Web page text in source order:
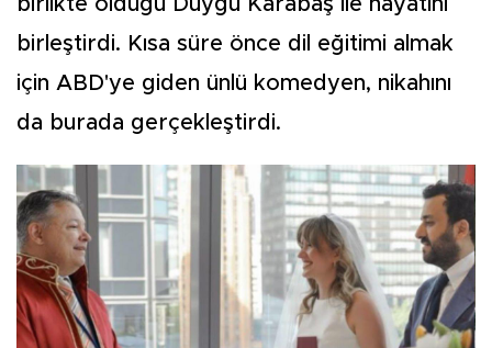
birlikte olduğu Duygu Karabaş ile hayatını
birleştirdi. Kısa süre önce dil eğitimi almak
için ABD'ye giden ünlü komedyen, nikahını
da burada gerçekleştirdi.